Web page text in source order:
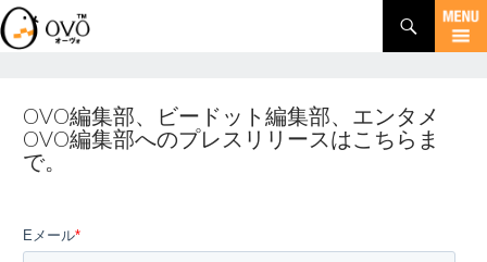
検
索
コ
OVO編集部、ビードット編集部、エンタメ
OVO編集部へのプレスリリースはこちらま
で。